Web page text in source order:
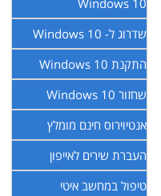
Windows 10
שדרוג ל- Windows 10
התקנת Windows 10
שחזור Windows 10
אנטיוירוס חינם מומלץ
העברת שירים לאייפון
טיפול במחשב איטי